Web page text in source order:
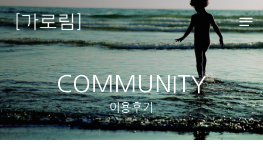
Hit enter to search or ESC to close
COMMUNITY
이용후기